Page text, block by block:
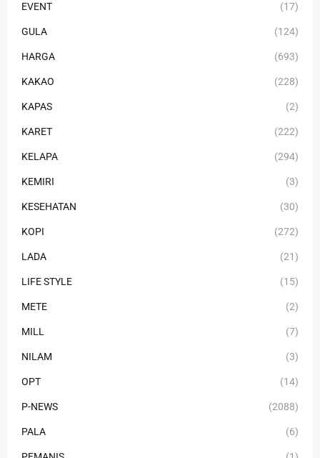
EVENT (17)
GULA (124)
HARGA (693)
KAKAO (228)
KAPAS (2)
KARET (222)
KELAPA (294)
KEMIRI (3)
KESEHATAN (30)
KOPI (272)
LADA (21)
LIFE STYLE (15)
METE (2)
MILL (7)
NILAM (3)
OPT (14)
P-NEWS (2088)
PALA (6)